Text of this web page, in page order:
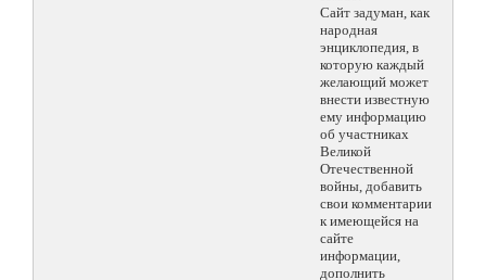
Сайт задуман, как
народная
энциклопедия, в
которую каждый
желающий может
внести известную
ему информацию
об участниках
Великой
Отечественной
войны, добавить
свои комментарии
к имеющейся на
сайте
информации,
дополнить